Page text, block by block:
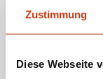
Zustimmung
Diese Webseite
Antibiotika unter